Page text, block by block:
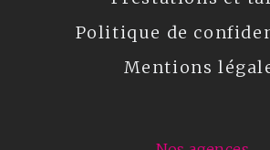
Politique de
Mentions